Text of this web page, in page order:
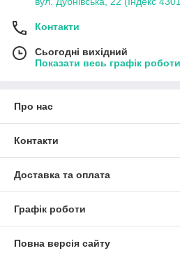
Контакти
Сьогодні вихідний
Показати весь графік роботи
Про нас
Контакти
Доставка та оплата
Графік роботи
Повна версія сайту